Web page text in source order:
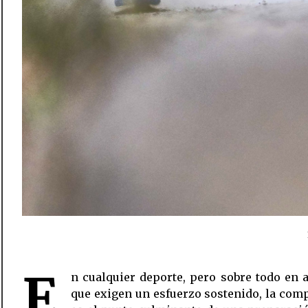
n cualquier deporte, pero sobre todo en
que exigen un esfuerzo sostenido, la
y completa que comprende
entrenamientos y otros factores